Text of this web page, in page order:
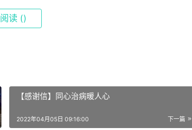
阅读 ()
【感谢信】同心治病暖人心
下一篇
2022年04月05日 09:16:00